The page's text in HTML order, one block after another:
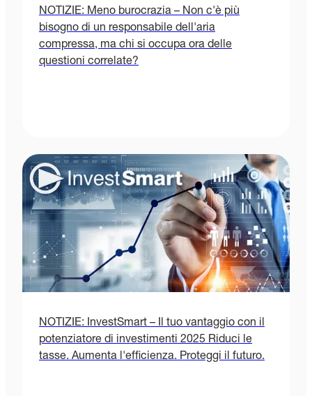
NOTIZIE: Meno burocrazia – Non c'è più
bisogno di un responsabile dell'aria
compressa, ma chi si occupa ora delle
questioni correlate?
NOTIZIE: InvestSmart – Il tuo vantaggio con il
potenziatore di investimenti 2025 Riduci le
tasse. Aumenta l'efficienza. Proteggi il futuro.